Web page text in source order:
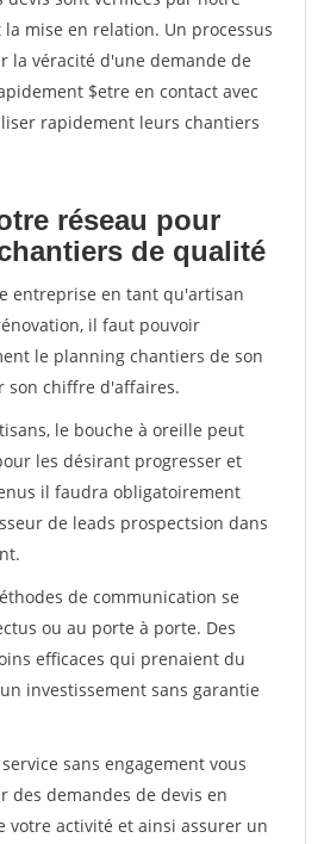
mise en relation. Un processus
la véracité d'une demande de
$etre en contact avec
rapidement leurs chantiers
réseau pour
de qualité
entreprise en tant qu'artisan
il faut pouvoir
le planning chantiers de son
son chiffre d'affaires.
le bouche à oreille peut
les désirant progresser et
il faudra obligatoirement
de leads prospectsion dans
de communication se
ou au porte à porte. Des
efficaces qui prenaient du
investissement sans garantie
sans engagement vous
des demandes de devis en
votre activité et ainsi assurer un